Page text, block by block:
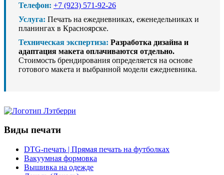
Телефон: +7 (923) 571-92-26
Услуга: Печать на ежедневниках, еженедельниках и
планингах в Красноярске.
Техническая экспертиза: Разработка дизайна и
адаптация макета оплачиваются отдельно.
Стоимость брендирования определяется на основе
готового макета и выбранной модели ежедневника.
Виды печати
DTG-печать | Прямая печать на футболках
Вакуумная формовка
Вышивка на одежде